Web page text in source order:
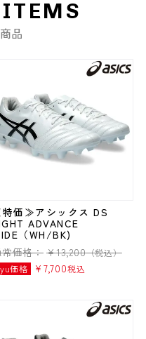
品
価≫アシックス DS
ADVANCE
（WH/BK)
価格：¥13,200（税込）
価格
¥ 7,700税込